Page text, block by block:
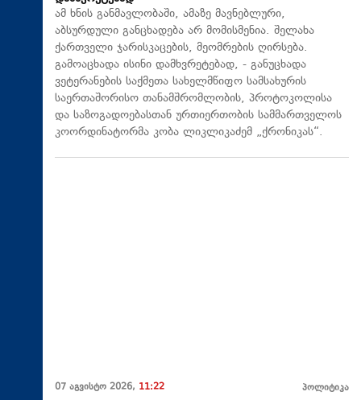
ამ ხნის განმავლობაში, ამაზე მავნებლური,
აბსურდული განცხადება არ მომისმენია. შელახა
ქართველი ჯარისკაცების, მეომრების ღირსება.
გამოაცხადა ისინი დამხვრეტებად, - განუცხადა
ვეტერანების საქმეთა სახელმწიფო სამსახურის
საერთაშორისო თანამშრომლობის, პროტოკოლისა
და საზოგადოებასთან ურთიერთობის სამმართველოს
კოორდინატორმა კობა ლიკლიკაძემ „ქრონიკას“.
07 აგვისტო 2026, 11:22 პოლიტიკა